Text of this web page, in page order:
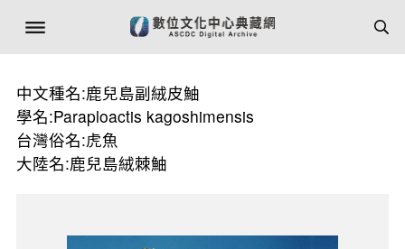
中文種名:鹿兒島副絨皮鮋
學名:Paraploactis kagoshimensis
台灣俗名:虎魚
大陸名:鹿兒島絨棘鮋